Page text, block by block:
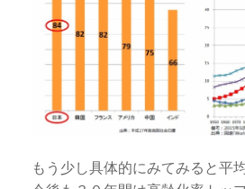
もう少し具体的にみてみると平